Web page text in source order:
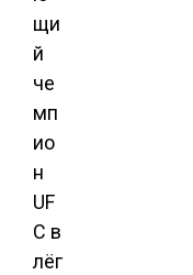
щи
й
че
мп
ио
н
UF
C в
лёг